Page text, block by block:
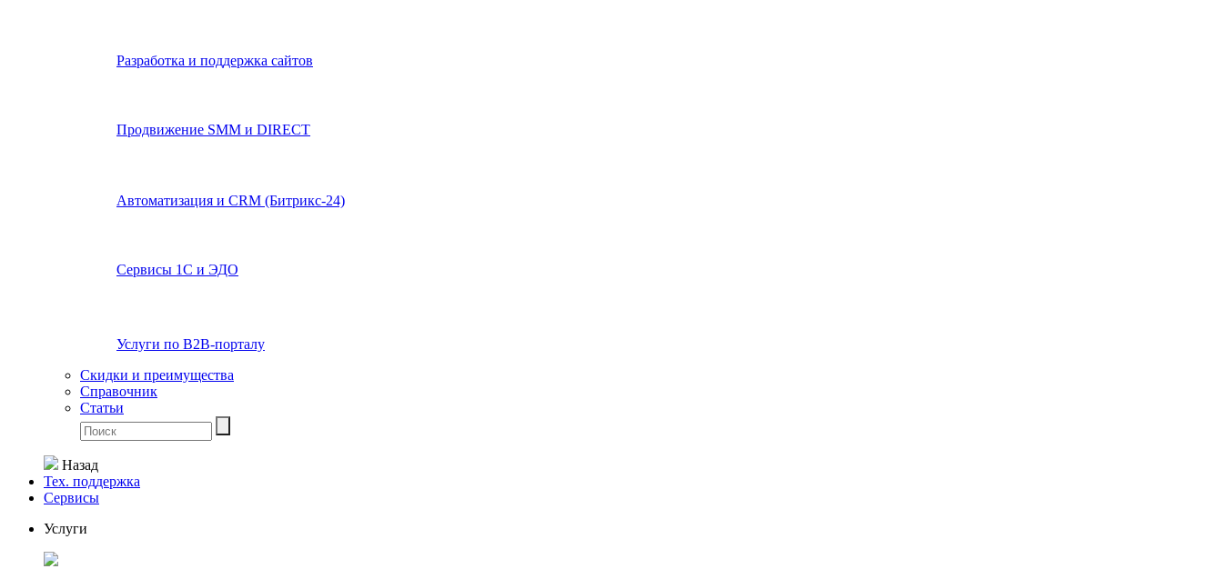
Разработка и поддержка сайтов
Продвижение SMM и DIRECT
Автоматизация и СRМ (Битрикс-24)
Сервисы 1С и ЭДО
Услуги по В2В-порталу
Скидки и преимущества
Справочник
Статьи
Назад
Тех. поддержка
Сервисы
Услуги